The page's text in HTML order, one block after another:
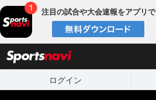
注目の試合や大会速報をアプリで
ログイン